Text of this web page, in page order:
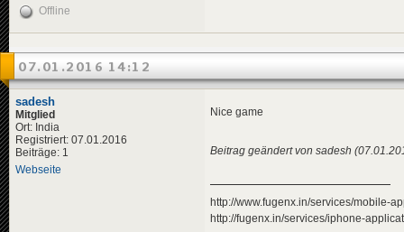
Offline
07.01.2016 14:12
sadesh
Mitglied
Ort: India
Registriert: 07.01.2016
Beiträge: 1
Webseite
Nice game
Beitrag geändert von sadesh
http://www.fugenx.in/services/mobile-
http://fugenx.in/services/iphone-